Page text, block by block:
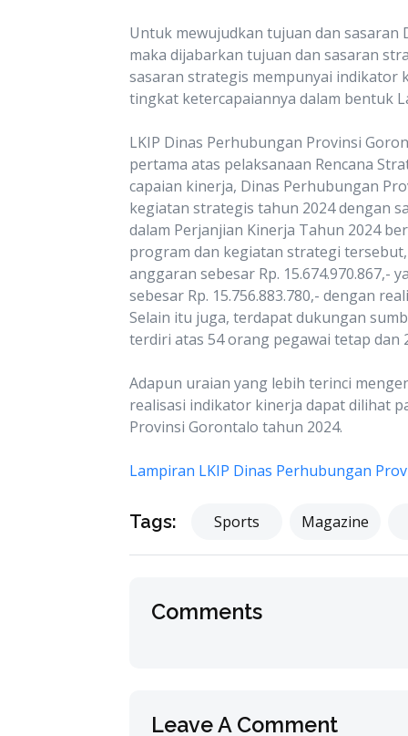
Untuk mewujudkan tujuan dan
maka dijabarkan tujuan dan sasaran
sasaran strategis mempunyai indikator
tingkat ketercapaiannya dalam bentuk
LKIP Dinas Perhubungan Provinsi
pertama atas pelaksanaan Rencana
capaian kinerja, Dinas Perhubungan
kegiatan strategis tahun 2024 dengan
dalam Perjanjian Kinerja Tahun 2024
program dan kegiatan strategi
anggaran sebesar Rp.
sebesar Rp. 15.756.883.780,- dengan
Selain itu juga, terdapat dukungan
terdiri atas 54 orang pegawai tetap dan
Adapun uraian yang lebih terinci
realisasi indikator kinerja dapat dilihat
Provinsi Gorontalo tahun 2024.
Lampiran LKIP Dinas Perhubungan
Tags: Sports Magazine
Comments
Leave A Comment